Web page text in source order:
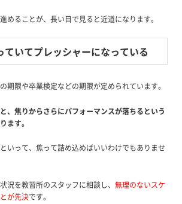
めることが、長い目で見ると近道になります。
ていてプレッシャーになっている
期限や卒業検定などの期限が定められています。
、焦りからさらにパフォーマンスが落ちるという
ます。
いって、焦って詰め込めばいいわけでもありませ
況を教習所のスタッフに相談し、 無理のないスケ
が先決です。